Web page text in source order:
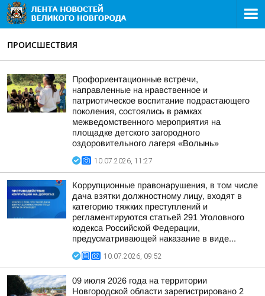
ПРОИСШЕСТВИЯ
Профориентационные встречи,
направленные на нравственное и
патриотическое воспитание подрастающего
поколения, состоялись в рамках
межведомственного мероприятия на
площадке детского загородного
оздоровительного лагеря «Волынь»
10.07.2026, 11:27
Коррупционные правонарушения, в том числе
дача взятки должностному лицу, входят в
категорию тяжких преступлений и
регламентируются статьей 291 Уголовного
кодекса Российской Федерации,
предусматривающей наказание в виде...
10.07.2026, 09:52
09 июля 2026 года на территории
Новгородской области зарегистрировано 2